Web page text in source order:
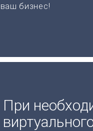
ваш бизнес!
При